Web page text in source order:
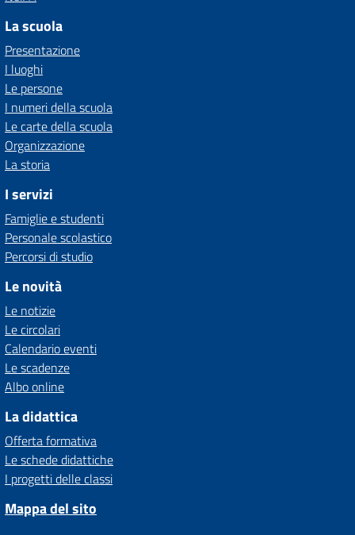
La scuola
Presentazione
I luoghi
Le persone
I numeri della scuola
Le carte della scuola
Organizzazione
La storia
I servizi
Famiglie e studenti
Personale scolastico
Percorsi di studio
Le novità
Le notizie
Le circolari
Calendario eventi
Le scadenze
Albo online
La didattica
Offerta formativa
Le schede didattiche
I progetti delle classi
Mappa del sito